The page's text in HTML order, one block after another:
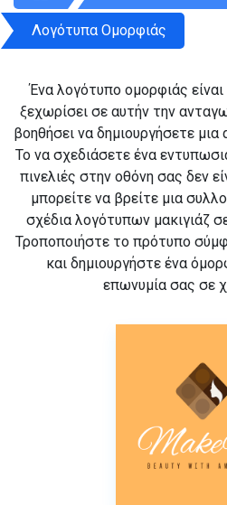
Λογότυπα Ομορφιάς
Ένα λογότυπο ομορφιάς
ξεχωρίσει σε αυτήν την
βοηθήσει να δημιουργήσετε
Το να σχεδιάσετε ένα
πινελιές στην οθόνη σας δεν
μπορείτε να βρείτε μια
σχέδια λογότυπων μακιγιάζ
Τροποποιήστε το πρότυπο
και δημιουργήστε ένα
επωνυμία σας σε